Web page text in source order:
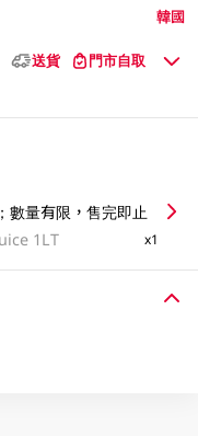
韓國
送貨 門市自取
數量有限，售完即止
1LT x1